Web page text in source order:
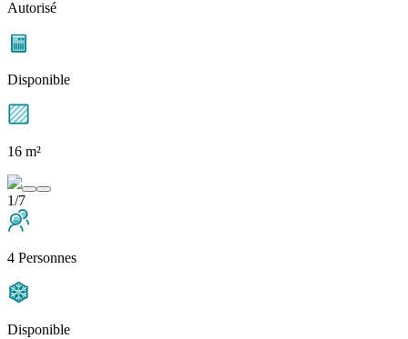
Autorisé
Disponible
16 m²
1/7
4 Personnes
Disponible